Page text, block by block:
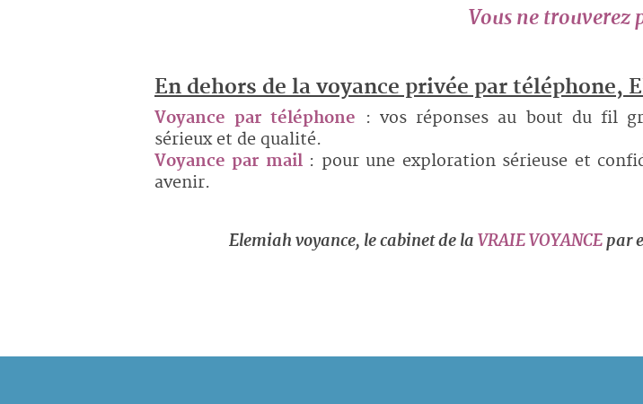
Vous ne trouverez
En dehors de la voyance privée par téléphone,
Voyance par téléphone : vos réponses au bout du fil
sérieux et de qualité.
Voyance par mail : pour une exploration sérieuse et
avenir.
Elemiah voyance, le cabinet de la VRAIE VOYANCEpar